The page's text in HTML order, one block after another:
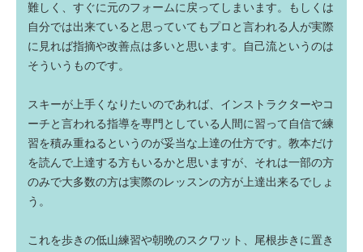
難しく、すぐに元のフォームに戻ってしまいます。もしくは
自分では出来ていると思っていてもプロと言われる人が実際
に見れば指摘や改善点は多いと思います。自己流というのは
そういうものです。
スキーが上手くなりたいのであれば、インストラクターやコ
ーチと言われる指導を専門としている人間に習って自信で練
習を積み重ねるというのが妥当な上達の仕方です。教本だけ
を読んで上達する方もいるかと思いますが、それは一部の方
のみで大多数の方は実際のレッスンの方が上達出来るでしょ
う。
これを歩きの低山練習や朝晩のスクワット、尾根歩きに置き